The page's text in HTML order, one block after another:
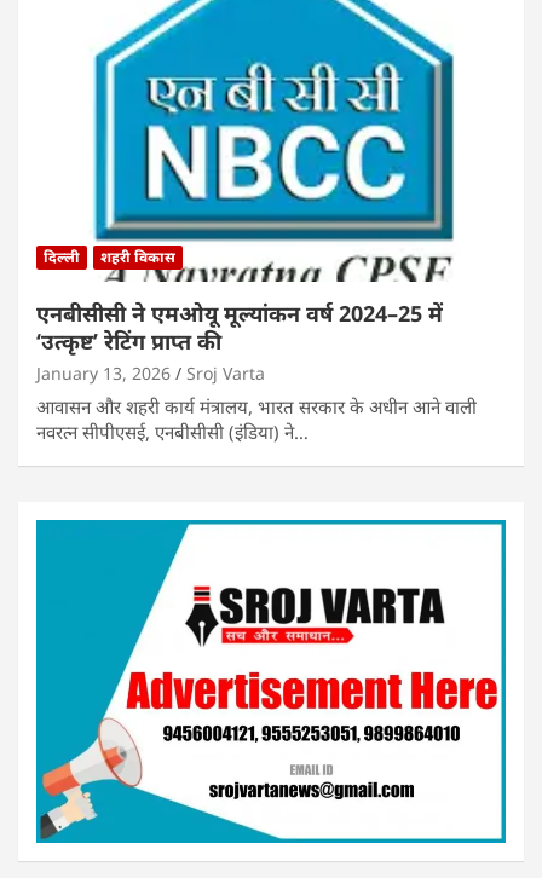
दिल्ली शहरी विकास
एनबीसीसी ने एमओयू मूल्यांकन वर्ष 2024–25 में
‘उत्कृष्ट’ रेटिंग प्राप्त की
January 13, 2026 Sroj Varta
आवासन और शहरी कार्य मंत्रालय, भारत सरकार के अधीन आने वाली
नवरत्न सीपीएसई, एनबीसीसी (इंडिया) ने…